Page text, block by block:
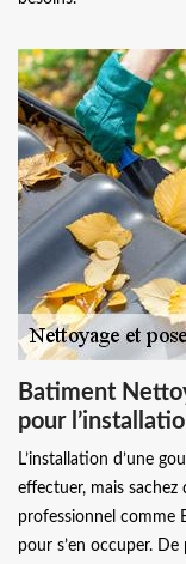
Batiment
pour
L’installation d’une
effectuer, mais sachez
professionnel comme
pour s’en occuper.